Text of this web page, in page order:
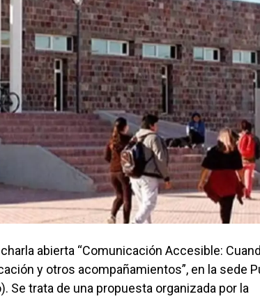
abierta “Comunicación Accesible:
y otros acompañamientos”, en la sede
Se trata de una propuesta organizada por la